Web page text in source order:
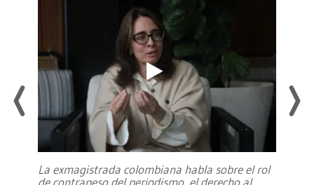
La exmagistrada colombiana habla sobre el rol
de contrapeso del periodismo, el derecho al